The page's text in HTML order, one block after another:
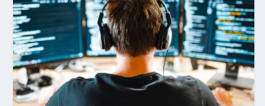
Kitalálod, mire használják ezeket a
gépeket?
Nem sikerült az egyetemi felvételi?
Tanulj szakmát!
Szoftverfejlesztő: verseny kódban –
amikor néhány sor program dönti el a
világversenyt...
Digitális detox – hogyan kapcsolódj ki
telefon nélkül?